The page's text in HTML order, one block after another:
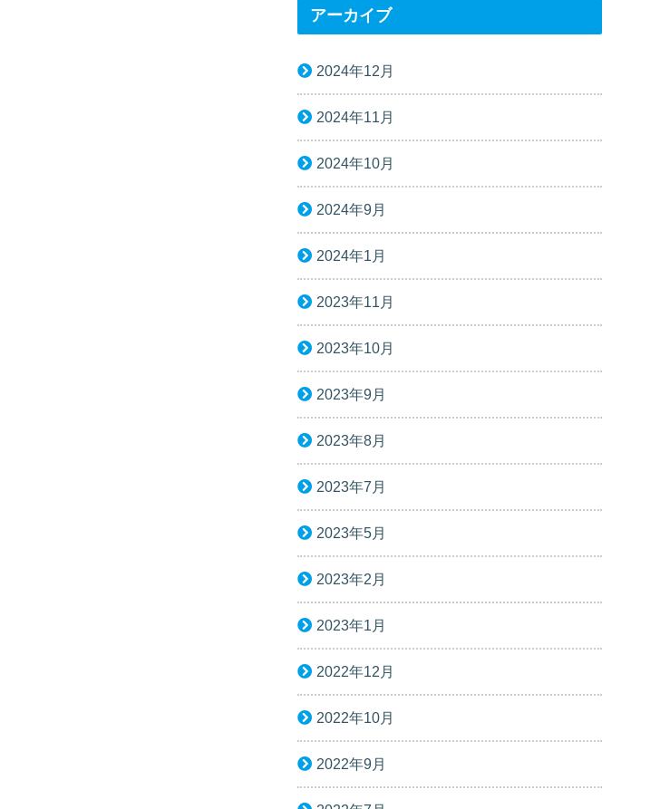
アーカイブ
2024年12月
2024年11月
2024年10月
2024年9月
2024年1月
2023年11月
2023年10月
2023年9月
2023年8月
2023年7月
2023年5月
2023年2月
2023年1月
2022年12月
2022年10月
2022年9月